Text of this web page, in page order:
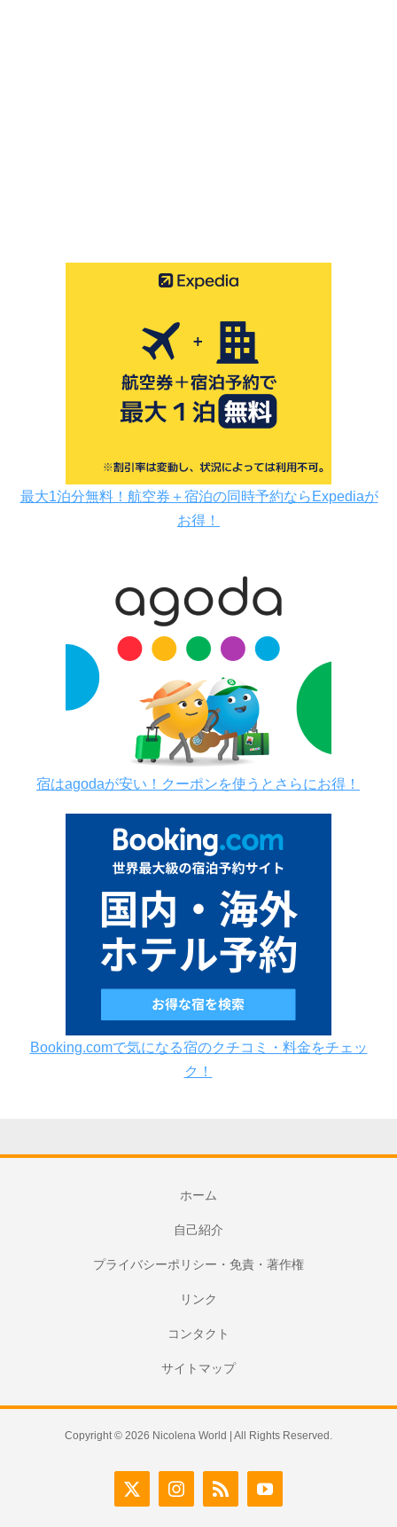
最大1泊分無料！航空券＋宿泊の同時予約ならExpediaが
お得！
宿はagodaが安い！クーポンを使うとさらにお得！
Booking.comで気になる宿のクチコミ・料金をチェッ
ク！
ホーム
自己紹介
プライバシーポリシー・免責・著作権
リンク
コンタクト
サイトマップ
Copyright © 2026 Nicolena World | All Rights Reserved.
X Instagram
Rss YouTube